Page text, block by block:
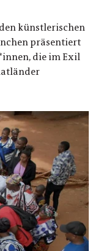
künstlerischen
präsentiert
die im Exil